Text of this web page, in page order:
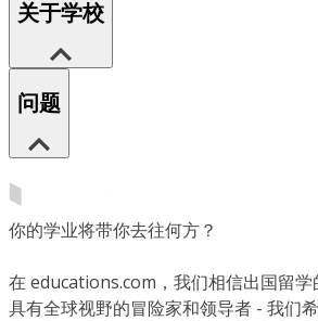
关于学校
问题
你的学业将带你去往何方？
在 educations.com，我们相信出国留
具有全球视野的冒险家和领导者 - 我们